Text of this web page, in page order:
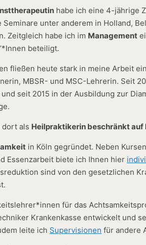
habe ich eine 4-jährige
unter anderem in Holland,
Zeitgleich habe ich im Management
beteiligt.
fließen heute stark in meine Arbeit
MBSR- und MSC-Lehrerin. Seit
und seit 2015 in der Ausbildung zur
dort als Heilpraktikerin beschränkt auf
in Köln gegründet. Neben
Essenzarbeit biete ich Ihnen hier
sind von den gesetzlichen
für das
Krankenkasse entwickelt und
leite ich Supervisionen für andere